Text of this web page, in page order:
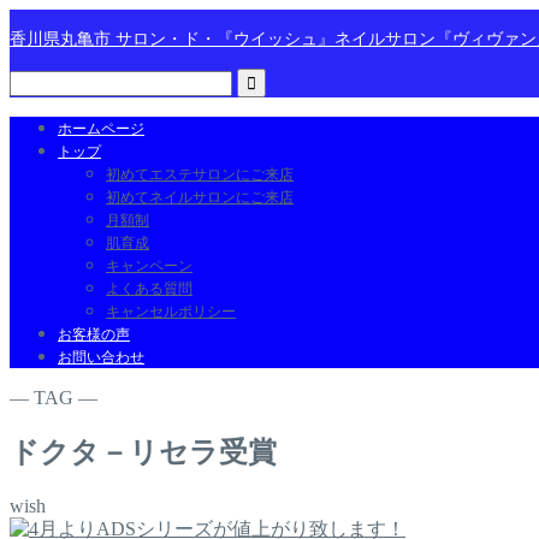
香川県丸亀市 サロン・ド・『ウイッシュ』ネイルサロン『ヴィヴァ
ホームページ
トップ
初めてエステサロンにご来店
初めてネイルサロンにご来店
月額制
肌育成
キャンペーン
よくある質問
キャンセルポリシー
お客様の声
お問い合わせ
― TAG ―
ドクタ－リセラ受賞
wish